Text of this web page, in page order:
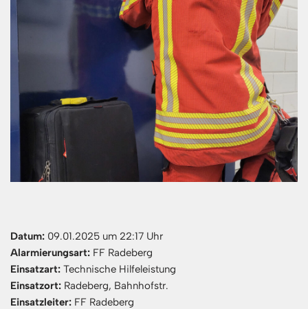
Datum: 09.01.2025 um 22:17 Uhr
Alarmierungsart: FF Radeberg
Einsatzart: Technische Hilfeleistung
Einsatzort: Radeberg, Bahnhofstr.
Einsatzleiter: FF Radeberg